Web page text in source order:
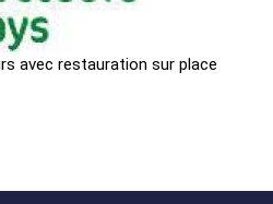
avec restauration sur place